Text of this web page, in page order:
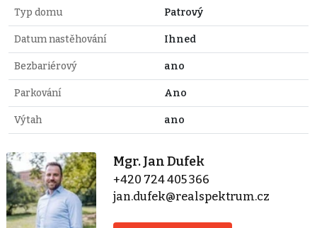
Typ domu Patrový
Datum nastěhování Ihned
Bezbariérový ano
Parkování Ano
Výtah ano
Mgr. Jan Dufek
+420 724 405 366
jan.dufek@realspektrum.cz